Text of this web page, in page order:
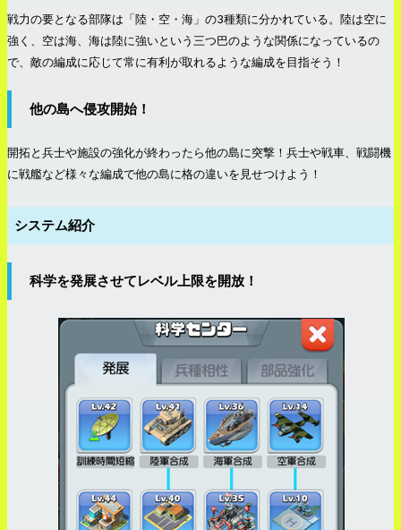
戦力の要となる部隊は「陸・空・海」の3種類に分かれている。陸は空に
強く、空は海、海は陸に強いという三つ巴のような関係になっているの
で、敵の編成に応じて常に有利が取れるような編成を目指そう！
他の島へ侵攻開始！
開拓と兵士や施設の強化が終わったら他の島に突撃！兵士や戦車、戦闘機
に戦艦など様々な編成で他の島に格の違いを見せつけよう！
システム紹介
科学を発展させてレベル上限を開放！